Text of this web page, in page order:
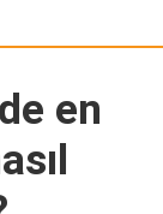
en